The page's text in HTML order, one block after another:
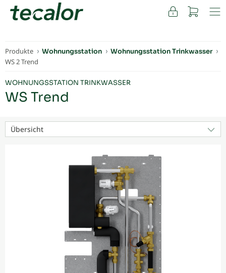
FACHKUNDEN
Produkte Wohnungsstation Wohnungsstation Trinkwasser
WS 2 Trend
WOHNUNGSSTATION TRINKWASSER
WS Trend
Übersicht